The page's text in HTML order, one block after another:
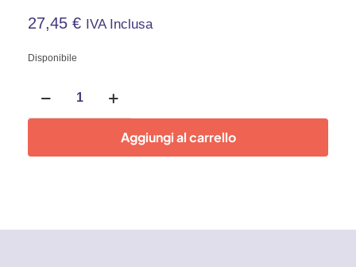
27,45 € IVA Inclusa
Disponibile
transpallet
in
nucleo
Aggiungi al carrello